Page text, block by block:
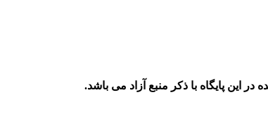
در این پایگاه با ذکر منبع آزاد می باشد.